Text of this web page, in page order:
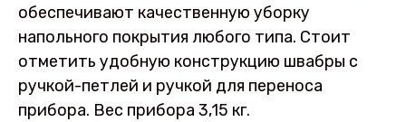
обеспечивают качественную уборку
напольного покрытия любого типа. Стоит
отметить удобную конструкцию швабры с
ручкой-петлей и ручкой для переноса
прибора. Вес прибора 3,15 кг.